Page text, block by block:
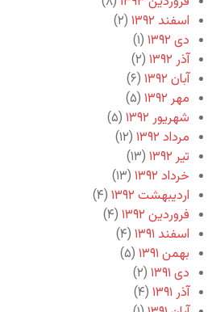
اسفند ۱۳۹۲
(۲)
دی ۱۳۹۲
(۱)
آذر ۱۳۹۲
(۲)
آبان ۱۳۹۲
(۶)
مهر ۱۳۹۲
(۵)
شهریور ۱۳۹۲
(۵)
مرداد ۱۳۹۲
(۱۲)
تیر ۱۳۹۲
(۱۳)
خرداد ۱۳۹۲
(۱۳)
اردیبهشت ۱۳۹۲
(۴)
فروردین ۱۳۹۲
(۴)
اسفند ۱۳۹۱
(۴)
بهمن ۱۳۹۱
(۵)
دی ۱۳۹۱
(۲)
آذر ۱۳۹۱
(۴)